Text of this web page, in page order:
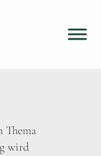
Thema
wird